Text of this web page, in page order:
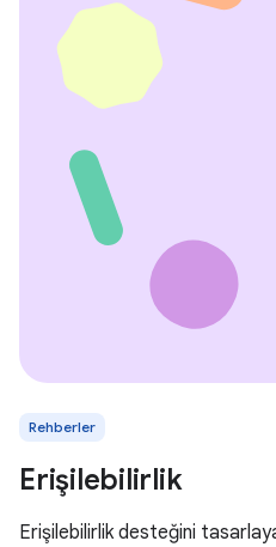
Rehberler
Erişilebilirlik
Erişilebilirlik desteğini